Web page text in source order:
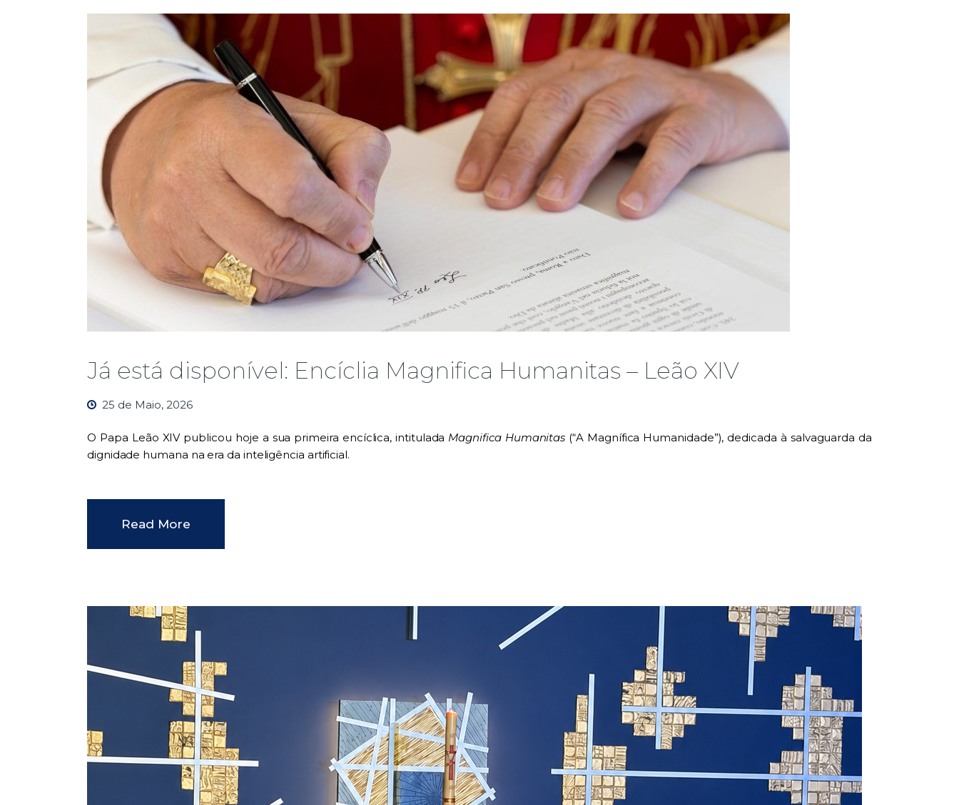
Já está disponível: Encíclia Magnifica Humanitas – Leão XIV
25 de Maio, 2026
O Papa Leão XIVpublicou hoje a sua primeira encíclica, intitulada Magnifica Humanitas (“A Magnífica Humanidade”), dedicada à salvaguarda da
dignidade humana na era da inteligência artificial.
Read More